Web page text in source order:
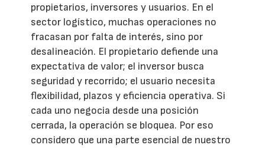
propietarios, inversores y usuarios. En el
sector logístico, muchas operaciones no
fracasan por falta de interés, sino por
desalineación. El propietario defiende una
expectativa de valor; el inversor busca
seguridad y recorrido; el usuario necesita
flexibilidad, plazos y eficiencia operativa. Si
cada uno negocia desde una posición
cerrada, la operación se bloquea. Por eso
considero que una parte esencial de nuestro